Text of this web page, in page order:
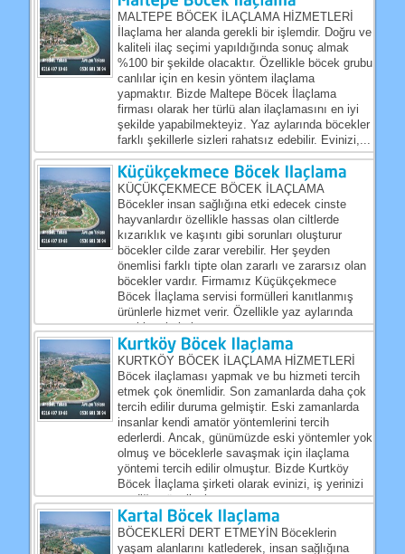
MALTEPE BÖCEK İLAÇLAMA HİZMETLERİ
İlaçlama her alanda gerekli bir işlemdir. Doğru ve
kaliteli ilaç seçimi yapıldığında sonuç almak
%100 bir şekilde olacaktır. Özellikle böcek grubu
canlılar için en kesin yöntem ilaçlama
yapmaktır. Bizde Maltepe Böcek İlaçlama
firması olarak her türlü alan ilaçlamasını en iyi
şekilde yapabilmekteyiz. Yaz aylarında böcekler
farklı şekillerle sizleri rahatsız edebilir. Evinizi,...
KÜÇÜKÇEKMECE BÖCEK İLAÇLAMA
Böcekler insan sağlığına etki edecek cinste
hayvanlardır özellikle hassas olan ciltlerde
kızarıklık ve kaşıntı gibi sorunları oluşturur
böcekler cilde zarar verebilir. Her şeyden
önemlisi farklı tipte olan zararlı ve zararsız olan
böcekler vardır. Firmamız Küçükçekmece
Böcek İlaçlama servisi formülleri kanıtlanmış
ürünlerle hizmet verir. Özellikle yaz aylarında
yazlık evlerimize...
KURTKÖY BÖCEK İLAÇLAMA HİZMETLERİ
Böcek ilaçlaması yapmak ve bu hizmeti tercih
etmek çok önemlidir. Son zamanlarda daha çok
tercih edilir duruma gelmiştir. Eski zamanlarda
insanlar kendi amatör yöntemlerini tercih
ederlerdi. Ancak, günümüzde eski yöntemler yok
olmuş ve böceklerle savaşmak için ilaçlama
yöntemi tercih edilir olmuştur. Bizde Kurtköy
Böcek İlaçlama şirketi olarak evinizi, iş yerinizi
ve diğer tüm ilaçlanması...
BÖCEKLERİ DERT ETMEYİN Böceklerin
yaşam alanlarını katlederek, insan sağlığına